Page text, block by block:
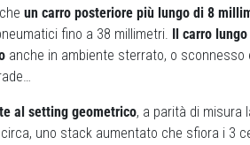
un carro posteriore più lungo di 8
fino a 38 millimetri.
Il carro
anche in ambiente sterrato, o sconnesso
al setting geometrico, a parità di misura
uno stack aumentato che sfiora i 3